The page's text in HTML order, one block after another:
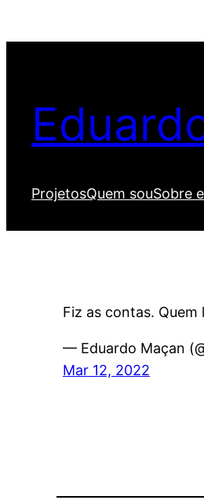
para
ProjetosQuem souSobre
Fiz as contas.
— Eduardo Maçan
Mar 12, 2022